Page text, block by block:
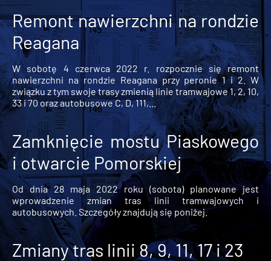
Remont nawierzchni na rondzie
Reagana
W sobotę 4 czerwca 2022 r. rozpocznie się remont
nawierzchni na rondzie Reagana przy peronie 1 i 2. W
związku z tym swoje trasy zmienią linie tramwajowe 1, 2, 10,
33 i 70 oraz autobusowe C, D, 111,...
Zamknięcie mostu Piaskowego
i otwarcie Pomorskiej
Od dnia 28 maja 2022 roku (sobota) planowane jest
wprowadzenie zmian tras linii tramwajowych i
autobusowych. Szczegóły znajdują się poniżej.
Zmiany tras linii 8, 9, 11, 17 i 23